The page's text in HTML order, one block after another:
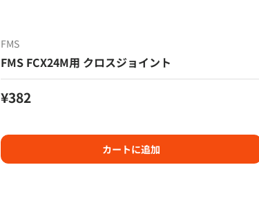
FMS
FMS FCX24M用 クロスジョイント
定価
¥382
カートに追加